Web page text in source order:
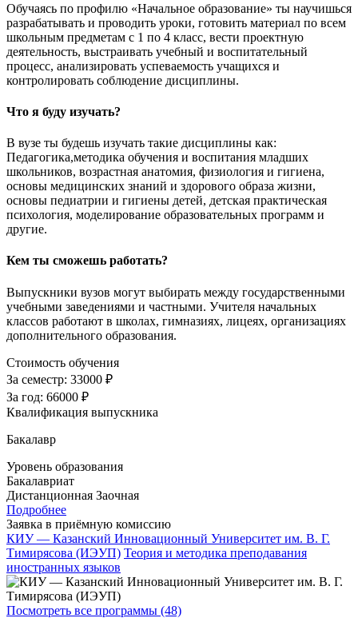
Обучаясь по профилю «Начальное образование» ты научишься
разрабатывать и проводить уроки, готовить материал по всем
школьным предметам с 1 по 4 класс, вести проектную
деятельность, выстраивать учебный и воспитательный
процесс, анализировать успеваемость учащихся и
контролировать соблюдение дисциплины.
Что я буду изучать?
В вузе ты будешь изучать такие дисциплины как:
Педагогика,методика обучения и воспитания младших
школьников, возрастная анатомия, физиология и гигиена,
основы медицинских знаний и здорового образа жизни,
основы педиатрии и гигиены детей, детская практическая
психология, моделирование образовательных программ и
другие.
Кем ты сможешь работать?
Выпускники вузов могут выбирать между государственными
учебными заведениями и частными. Учителя начальных
классов работают в школах, гимназиях, лицеях, организациях
дополнительного образования.
Стоимость обучения
За семестр: 33000 ₽
За год: 66000 ₽
Квалификация выпускника
Бакалавр
Уровень образования
Бакалавриат
Дистанционная Заочная
Подробнее
Заявка в приёмную комиссию
КИУ — Казанский Инновационный Университет им. В. Г.
Тимирясова (ИЭУП) Теория и методика преподавания
иностранных языков
Посмотреть все программы (48)